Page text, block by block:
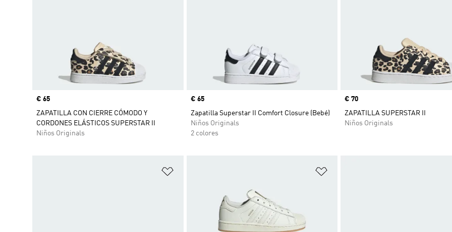
Precio
€ 65
ZAPATILLA CON CIERRE CÓMODO Y
CORDONES ELÁSTICOS SUPERSTAR II
Niños Originals
Precio
€ 65
Zapatilla Superstar II Comfort Closure (Bebé)
Niños Originals
2 colores
Precio
€ 70
ZAPATILLA SUPERSTAR II
Niños Originals